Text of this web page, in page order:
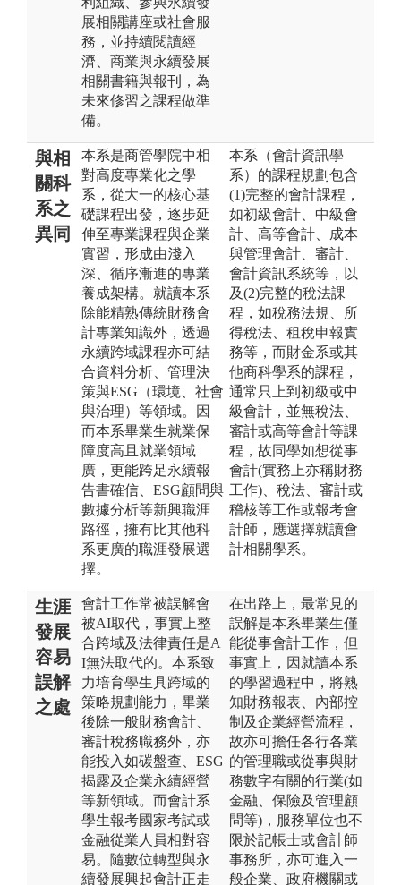
展相關講座或社會服
務，並持續閱讀經
濟、商業與永續發展
相關書籍與報刊，為
未來修習之課程做準
備。
與相
關科
系之
異同
本系是商管學院中相
對高度專業化之學
系，從大一的核心基
礎課程出發，逐步延
伸至專業課程與企業
實習，形成由淺入
深、循序漸進的專業
養成架構。就讀本系
除能精熟傳統財務會
計專業知識外，透過
永續跨域課程亦可結
合資料分析、管理決
策與ESG（環境、社會
與治理）等領域。因
而本系畢業生就業保
障度高且就業領域
廣，更能跨足永續報
告書確信、ESG顧問與
數據分析等新興職涯
路徑，擁有比其他科
系更廣的職涯發展選
擇。
本系（會計資訊學
系）的課程規劃包含
(1)完整的會計課程，
如初級會計、中級會
計、高等會計、成本
與管理會計、審計、
會計資訊系統等，以
及(2)完整的稅法課
程，如稅務法規、所
得稅法、租稅申報實
務等，而財金系或其
他商科學系的課程，
通常只上到初級或中
級會計，並無稅法、
審計或高等會計等課
程，故同學如想從事
會計(實務上亦稱財務
工作)、稅法、審計或
稽核等工作或報考會
計師，應選擇就讀會
計相關學系。
生涯
發展
容易
誤解
之處
會計工作常被誤解會
被AI取代，事實上整
合跨域及法律責任是A
I無法取代的。本系致
力培育學生具跨域的
策略規劃能力，畢業
後除一般財務會計、
審計稅務職務外，亦
能投入如碳盤查、ESG
揭露及企業永續經營
等新領域。而會計系
學生報考國家考試或
金融從業人員相對容
易。隨數位轉型與永
續發展興起會計正走
在出路上，最常見的
誤解是本系畢業生僅
能從事會計工作，但
事實上，因就讀本系
的學習過程中，將熟
知財務報表、內部控
制及企業經營流程，
故亦可擔任各行各業
的管理職或從事與財
務數字有關的行業(如
金融、保險及管理顧
問等)，服務單位也不
限於記帳士或會計師
事務所，亦可進入一
般企業、政府機關或